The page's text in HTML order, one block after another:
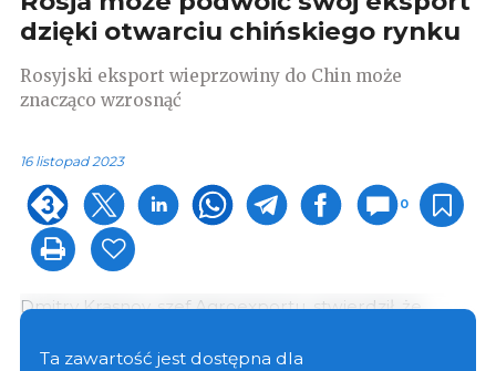
dzięki otwarciu chińskiego rynku
Rosyjski eksport wieprzowiny do Chin może
znacząco wzrosnąć
16 listopad 2023
0
Dmitry Krasnov, szef Agroexportu, stwierdził, że
może potencjalnie podwoić rosyjski eksport
Ta zawartość jest dostępna dla